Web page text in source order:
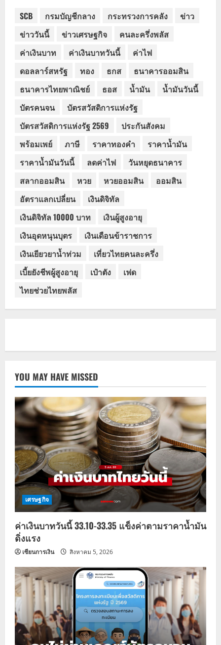
SCB กรมบัญชีกลาง กระทรวงการคลัง
ข่าว
ข่าววันนี้
ข่าวเศรษฐกิจ
คนละครึ่งพลัส
ค่าเงินบาท
ค่าเงินบาทวันนี้
ค่าไฟ
ดอลลาร์สหรัฐ
ทอง ธกส
ธนาคารออมสิน
ธนาคารไทยพาณิชย์
ธอส น้ำมัน
น้ำมันวันนี้
บัตรคนจน
บัตรสวัสดิการแห่งรัฐ
บัตรสวัสดิการแห่งรัฐ 2569
ประกันสังคม
พร้อมเพย์
ภาษี ราคาทองคำ
ราคาน้ำมัน
ราคาน้ำมันวันนี้
ลดค่าไฟ
วันหยุดธนาคาร
สลากออมสิน
หวย หวยออมสิน
ออมสิน
อัตราแลกเปลี่ยน
เงินดิจิทัล
เงินดิจิทัล 10000 บาท
เงินผู้สูงอายุ
เงินอุดหนุนบุตร
เงินเดือนข้าราชการ
เงินเยียวยาน้ำท่วม
เที่ยวไทยคนละครึ่ง
เบี้ยยังชีพผู้สูงอายุ
เป๋าตัง
เฟด
ไทยช่วยไทยพลัส
YOU MAY HAVE MISSED
เศรษฐกิจ
ค่าเงินบาทวันนี้ 33.10-33.35 แข็งค่าตามราคาน้ำมัน
ดิ่งแรง
เซียนการเงิน สิงหาคม 5, 2026